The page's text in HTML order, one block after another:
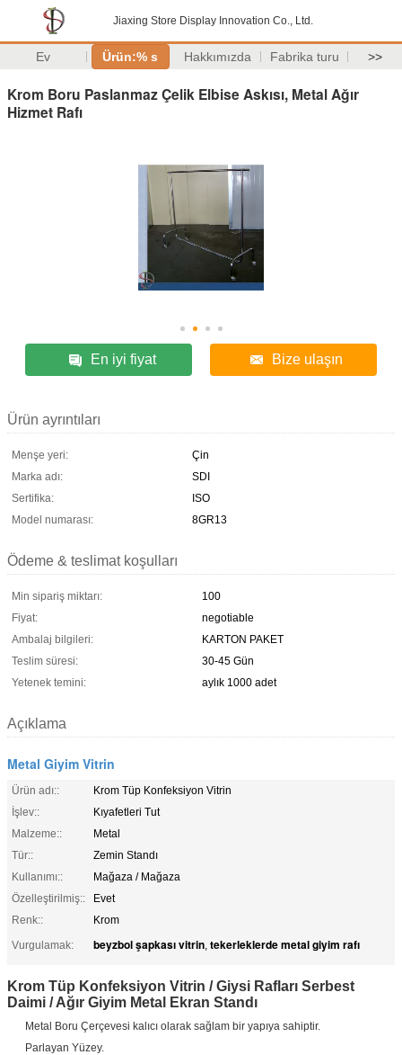
Jiaxing Store Display Innovation Co., Ltd.
Ev Ürün:% s Hakkımızda Fabrika turu >>
Krom Boru Paslanmaz Çelik Elbise Askısı, Metal Ağır
Hizmet Rafı
En iyi fiyat Bize ulaşın
Ürün ayrıntıları
Menşe yeri:
Çin
Marka adı:
SDI
Sertifika:
ISO
Model numarası:
8GR13
Ödeme & teslimat koşulları
Min sipariş miktarı:
100
Fiyat:
negotiable
Ambalaj bilgileri:
KARTON PAKET
Teslim süresi:
30-45 Gün
Yetenek temini:
aylık 1000 adet
Açıklama
Metal Giyim Vitrin
Ürün adı::
Krom Tüp Konfeksiyon Vitrin
İşlev::
Kıyafetleri Tut
Malzeme::
Metal
Tür::
Zemin Standı
Kullanımı::
Mağaza / Mağaza
Özelleştirilmiş::
Evet
Renk::
Krom
Vurgulamak:
beyzbol şapkası vitrin, tekerleklerde metal giyim rafı
Krom Tüp Konfeksiyon Vitrin / Giysi Rafları Serbest
Daimi / Ağır Giyim Metal Ekran Standı
Metal Boru Çerçevesi kalıcı olarak sağlam bir yapıya sahiptir.
Parlayan Yüzey.